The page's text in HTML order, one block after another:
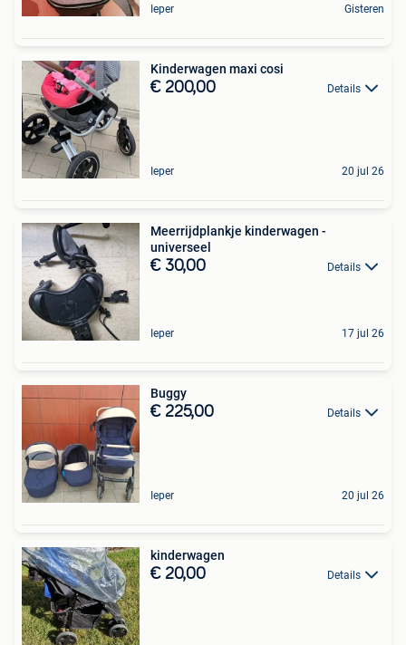
Ieper Gisteren
Kinderwagen maxi cosi
€ 200,00 Details
Ieper 20 jul 26
Meerrijdplankje kinderwagen -
universeel
€ 30,00 Details
Ieper 17 jul 26
Buggy
€ 225,00 Details
Ieper 20 jul 26
kinderwagen
€ 20,00 Details